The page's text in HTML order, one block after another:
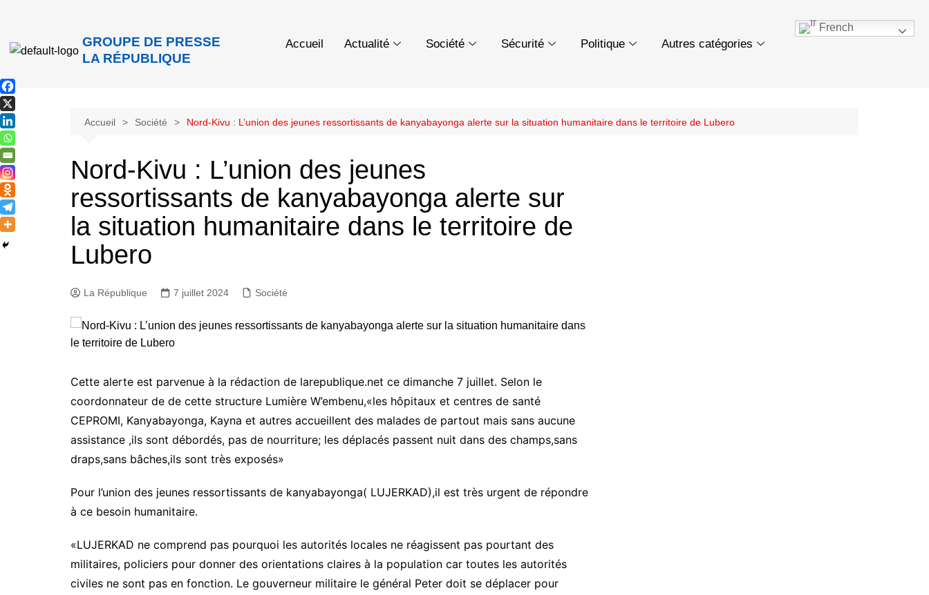
GROUPE DE PRESSE
LA RÉPUBLIQUE
Accueil Actualité Société Sécurité Politique Autres catégories
French
Accueil Société Nord-Kivu : L’union des jeunes ressortissants de kanyabayonga alerte sur la situation humanitaire dans le territoire de Lubero
Nord-Kivu : L’union des jeunes
ressortissants de kanyabayonga alerte sur
la situation humanitaire dans le territoire de
Lubero
La République 7 juillet 2024 Société
Cette alerte est parvenue à la rédaction de larepublique.net ce dimanche 7 juillet. Selon le
coordonnateur de de cette structure Lumière W’embenu,«les hôpitaux et centres de santé
CEPROMI, Kanyabayonga, Kayna et autres accueillent des malades de partout mais sans aucune
assistance ,ils sont débordés, pas de nourriture; les déplacés passent nuit dans des champs,sans
draps,sans bâches,ils sont très exposés»
Pour l’union des jeunes ressortissants de kanyabayonga( LUJERKAD),il est très urgent de répondre
à ce besoin humanitaire.
«LUJERKAD ne comprend pas pourquoi les autorités locales ne réagissent pas pourtant des
militaires, policiers pour donner des orientations claires à la population car toutes les autorités
civiles ne sont pas en fonction. Le gouverneur militaire le général Peter doit se déplacer pour